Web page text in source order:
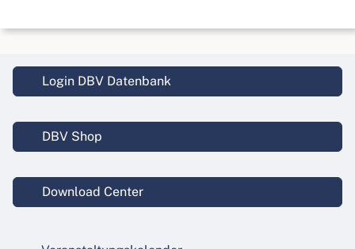
Login DBV Datenbank
DBV Shop
Download Center